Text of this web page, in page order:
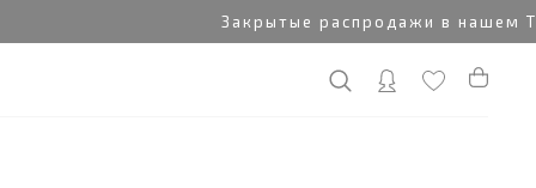
Закрытые распродажи в нашем